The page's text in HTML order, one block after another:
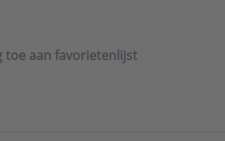
toe aan favorietenlijst